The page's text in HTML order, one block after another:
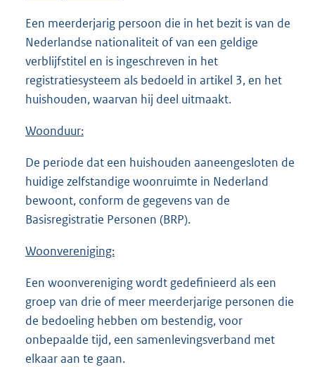
Een meerderjarig persoon die in het bezit is van de
Nederlandse nationaliteit of van een geldige
verblijfstitel en is ingeschreven in het
registratiesysteem als bedoeld in artikel 3, en het
huishouden, waarvan hij deel uitmaakt.
Woonduur:
De periode dat een huishouden aaneengesloten de
huidige zelfstandige woonruimte in Nederland
bewoont, conform de gegevens van de
Basisregistratie Personen (BRP).
Woonvereniging:
Een woonvereniging wordt gedefinieerd als een
groep van drie of meer meerderjarige personen die
de bedoeling hebben om bestendig, voor
onbepaalde tijd, een samenlevingsverband met
elkaar aan te gaan.